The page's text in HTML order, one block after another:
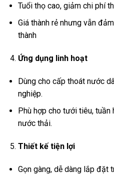
Tuổi thọ cao, giảm chi phí
Giá thành rẻ nhưng vẫn
thành
Ứng dụng linh hoạt
Dùng cho cấp thoát nước
nghiệp.
Phù hợp cho tưới tiêu,
nước thải.
Thiết kế tiện lợi
Gọn gàng, dễ dàng lắp đặt